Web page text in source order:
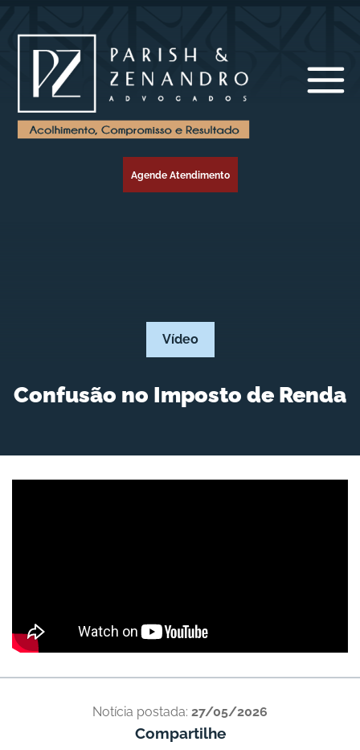
Agende Atendimento
Vídeo
Confusão no Imposto de Renda
Notícia postada: 27/05/2026
Compartilhe